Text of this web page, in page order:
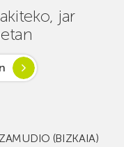
jar
(BIZKAIA)